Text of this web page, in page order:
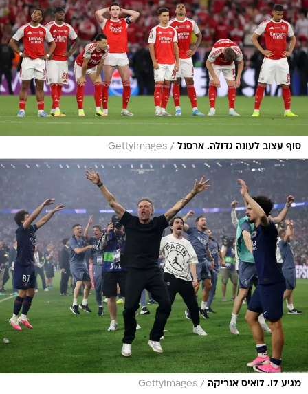
סוף עצוב לעונה גדולה. ארסנל /
GettyImages
מגיע לו. לואיס אנריקה /
GettyImages